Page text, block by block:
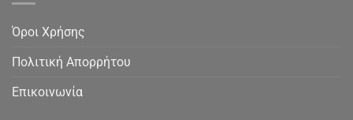
Όροι Χρήσης
Πολιτική Απορρήτου
Επικοινωνία